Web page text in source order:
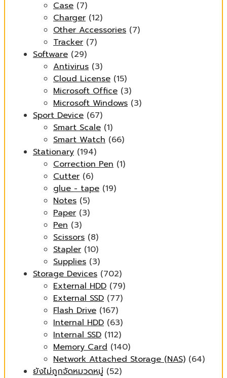
Case (7)
Charger (12)
Other Accessories (7)
Tracker (7)
Software (29)
Antivirus (3)
Cloud License (15)
Microsoft Office (3)
Microsoft Windows (3)
Sport Device (67)
Smart Scale (1)
Smart Watch (66)
Stationary (194)
Correction Pen (1)
Cutter (6)
glue - tape (19)
Notes (5)
Paper (3)
Pen (3)
Scissors (8)
Stapler (10)
Supplies (3)
Storage Devices (702)
External HDD (79)
External SSD (77)
Flash Drive (167)
Internal HDD (63)
Internal SSD (112)
Memory Card (140)
Network Attached Storage (NAS) (64)
ยังไม่ถูกจัดหมวดหมู่ (52)